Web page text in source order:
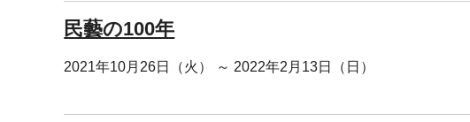
民藝の100年
2021年10月26日（火） ～ 2022年2月13日（日）